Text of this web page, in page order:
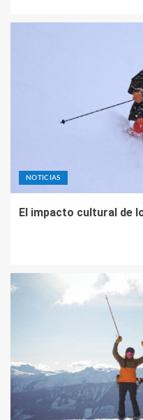
NOTICIAS
El impacto cultural de